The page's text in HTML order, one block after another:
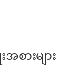
ားများ